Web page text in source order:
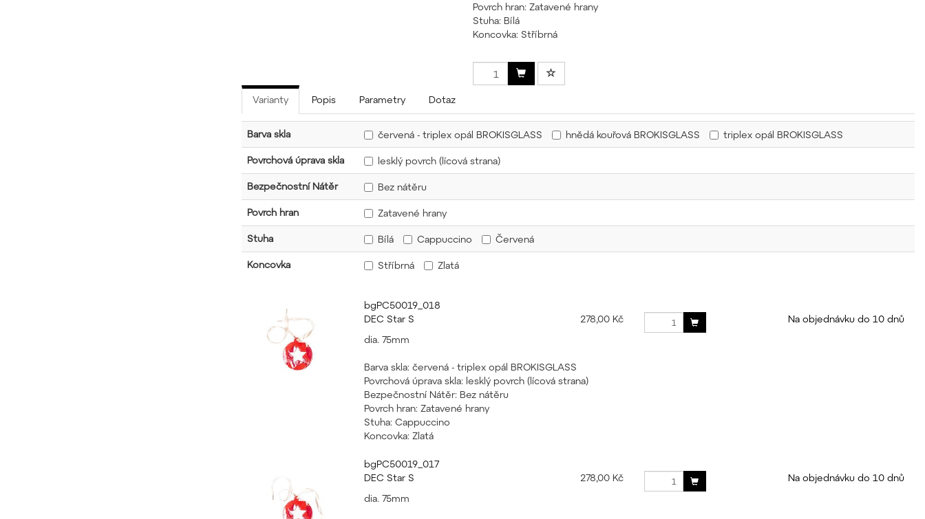
Povrch hran: Zatavené hrany
Stuha: Bílá
Koncovka: Stříbrná
Varianty Popis Parametry Dotaz
Barva skla červená - triplex opál BROKISGLASS hnědá kouřová BROKISGLASS triplex opál BROKISGLASS
Povrchová úprava skla lesklý povrch (lícová strana)
Bezpečnostní Nátěr Bez nátěru
Povrch hran Zatavené hrany
Stuha Bílá Cappuccino Červená
Koncovka Stříbrná Zlatá
bgPC50019_018
DEC Star S
278,00 Kč
Na objednávku do 10 dnů
dia. 75mm
Barva skla: červená - triplex opál BROKISGLASS
Povrchová úprava skla: lesklý povrch (lícová strana)
Bezpečnostní Nátěr: Bez nátěru
Povrch hran: Zatavené hrany
Stuha: Cappuccino
Koncovka: Zlatá
bgPC50019_017
DEC Star S
278,00 Kč
Na objednávku do 10 dnů
dia. 75mm